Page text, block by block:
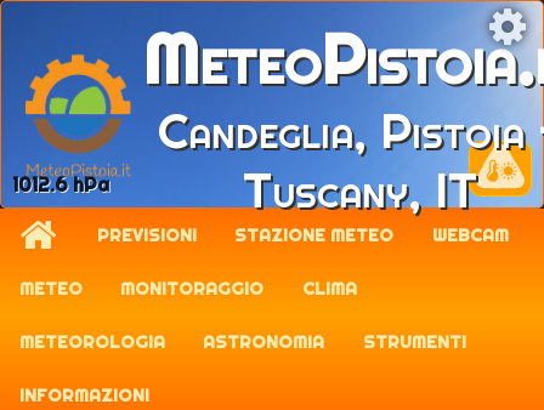
1012.6 hPa
Candeglia,
Tuscany, IT
PREVISIONI STAZIONE METEO WEBCAM
METEO MONITORAGGIO CLIMA
METEOROLOGIA ASTRONOMIA STRUMENTI
INFORMAZIONI